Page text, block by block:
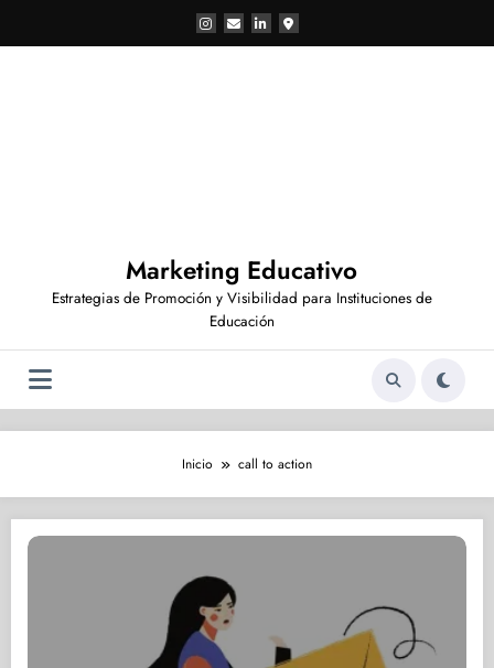
contenido
Marketing Educativo
Estrategias de Promoción y Visibilidad para Instituciones de
Educación
Inicio call to action